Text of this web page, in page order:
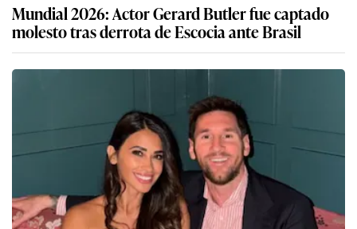
Mundial 2026: Actor Gerard Butler fue captado
molesto tras derrota de Escocia ante Brasil